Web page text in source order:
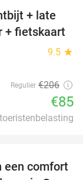
59%
+ late
+ fietskaart
9.5 star
Regulier €206
€85
een comfort